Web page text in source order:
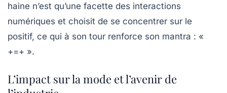
haine n’est qu’une facette des interactions
numériques et choisit de se concentrer sur le
positif, ce qui à son tour renforce son mantra : «
+=+ ».
L’impact sur la mode et l’avenir de